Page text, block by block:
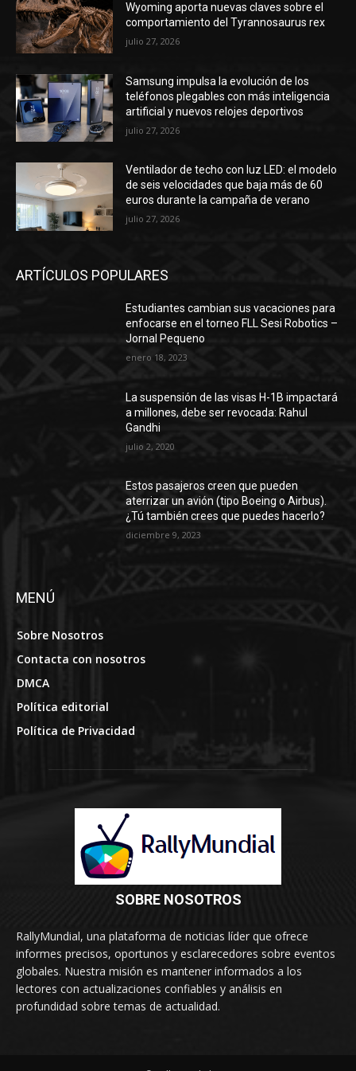
Wyoming aporta nuevas claves sobre el
comportamiento del Tyrannosaurus rex
julio 27, 2026
Samsung impulsa la evolución de los
teléfonos plegables con más inteligencia
artificial y nuevos relojes deportivos
julio 27, 2026
Ventilador de techo con luz LED: el modelo
de seis velocidades que baja más de 60
euros durante la campaña de verano
julio 27, 2026
ARTÍCULOS POPULARES
Estudiantes cambian sus vacaciones para
enfocarse en el torneo FLL Sesi Robotics –
​​​​Jornal Pequeno
enero 18, 2023
La suspensión de las visas H-1B impactará
a millones, debe ser revocada: Rahul
Gandhi
julio 2, 2020
Estos pasajeros creen que pueden
aterrizar un avión (tipo Boeing o Airbus).
¿Tú también crees que puedes hacerlo?
diciembre 9, 2023
MENÚ
Sobre Nosotros
Contacta con nosotros
DMCA
Política editorial
Política de Privacidad
SOBRE NOSOTROS
RallyMundial, una plataforma de noticias líder que ofrece
informes precisos, oportunos y esclarecedores sobre eventos
globales. Nuestra misión es mantener informados a los
lectores con actualizaciones confiables y análisis en
profundidad sobre temas de actualidad.